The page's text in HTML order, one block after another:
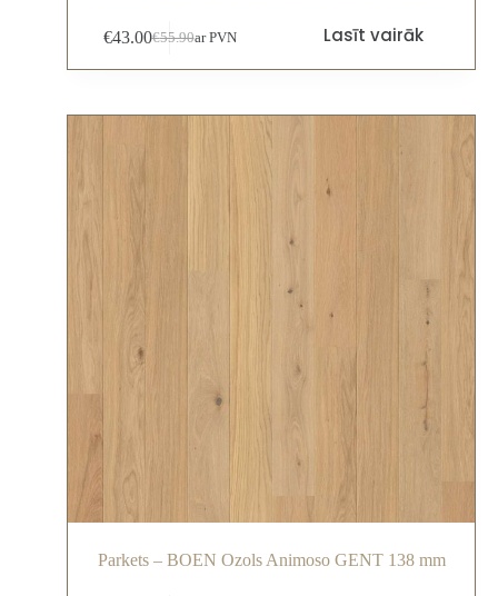
€55.90
€43.00 ar PVN Lasīt vairāk
Parkets – BOEN Ozols Animoso GENT 138 mm